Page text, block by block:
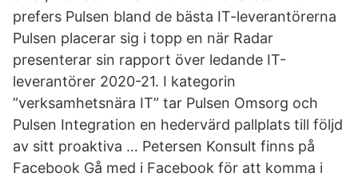
prefers Pulsen bland de bästa IT-leverantörerna
Pulsen placerar sig i topp en när Radar
presenterar sin rapport över ledande IT-
leverantörer 2020-21. I kategorin
”verksamhetsnära IT” tar Pulsen Omsorg och
Pulsen Integration en hedervärd pallplats till följd
av sitt proaktiva … Petersen Konsult finns på
Facebook Gå med i Facebook för att komma i